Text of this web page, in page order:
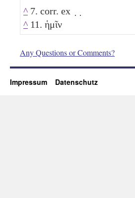
^ 7. corr. ex ̣ ̣
^ 11. ἡμῖν
Any Questions or Comments?
Impressum Datenschutz